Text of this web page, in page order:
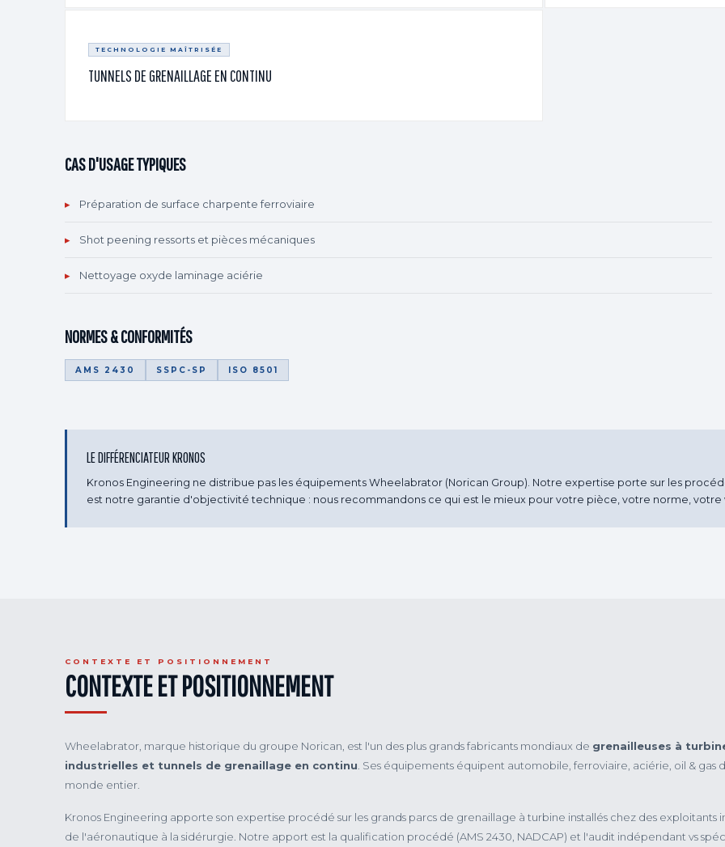
TECHNOLOGIE MAÎTRISÉE
TUNNELS DE GRENAILLAGE EN CONTINU
CAS D'USAGE TYPIQUES
▸ Préparation de surface charpente ferroviaire
▸ Shot peening ressorts et pièces mécaniques
▸ Nettoyage oxyde laminage aciérie
NORMES & CONFORMITÉS
AMS 2430 SSPC-SP ISO 8501
LE DIFFÉRENCIATEUR KRONOS
Kronos Engineering ne distribue pas les équipements Wheelabrator (Norican Group). Notre expertise porte sur les
est notre garantie d'objectivité technique : nous recommandons ce qui est le mieux pour votre pièce, votre norme, votre
CONTEXTE ET POSITIONNEMENT
CONTEXTE ET POSITIONNEMENT
Wheelabrator, marque historique du groupe Norican, est l'un des plus grands fabricants mondiaux de grenailleuses à
industrielles et tunnels de grenaillage en continu . Ses équipements équipent automobile, ferroviaire, aciérie, oil & gas
monde entier.
Kronos Engineering apporte son expertise procédé sur les grands parcs de grenaillage à turbine installés chez des exploitants
de l'aéronautique à la sidérurgie. Notre apport est la qualification procédé (AMS 2430, NADCAP) et l'audit indépendant vs